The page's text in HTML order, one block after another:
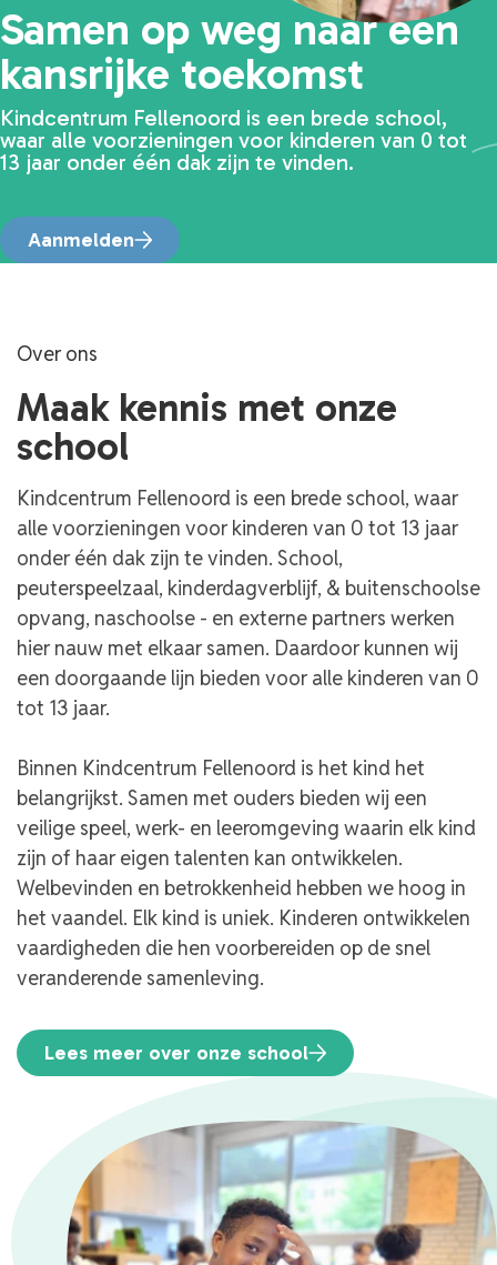
Samen op weg naar een
kansrijke toekomst
Kindcentrum Fellenoord is een brede school,
waar alle voorzieningen voor kinderen van 0 tot
13 jaar onder één dak zijn te vinden.
Aanmelden
Over ons
Maak kennis met onze
school
Kindcentrum Fellenoord is een brede school, waar
alle voorzieningen voor kinderen van 0 tot 13 jaar
onder één dak zijn te vinden. School,
peuterspeelzaal, kinderdagverblijf, & buitenschoolse
opvang, naschoolse - en externe partners werken
hier nauw met elkaar samen. Daardoor kunnen wij
een doorgaande lijn bieden voor alle kinderen van 0
tot 13 jaar.
Binnen Kindcentrum Fellenoord is het kind het
belangrijkst. Samen met ouders bieden wij een
veilige speel, werk- en leeromgeving waarin elk kind
zijn of haar eigen talenten kan ontwikkelen.
Welbevinden en betrokkenheid hebben we hoog in
het vaandel. Elk kind is uniek. Kinderen ontwikkelen
vaardigheden die hen voorbereiden op de snel
veranderende samenleving.
Lees meer over onze school